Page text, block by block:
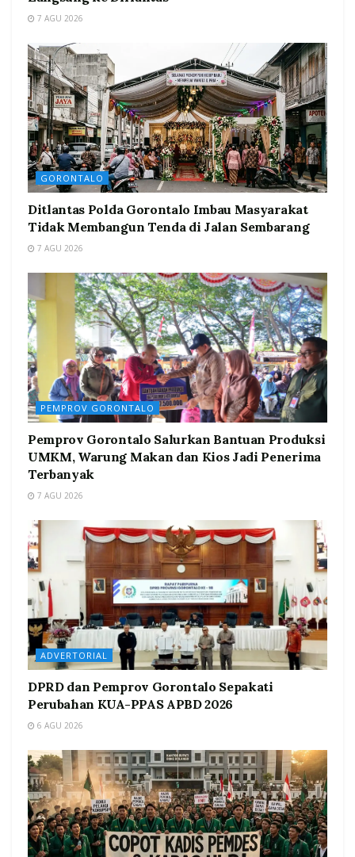
7 AGU 2026
GORONTALO
Ditlantas Polda Gorontalo Imbau Masyarakat
Tidak Membangun Tenda di Jalan Sembarang
7 AGU 2026
PEMPROV GORONTALO
Pemprov Gorontalo Salurkan Bantuan Produksi
UMKM, Warung Makan dan Kios Jadi Penerima
Terbanyak
7 AGU 2026
ADVERTORIAL
DPRD dan Pemprov Gorontalo Sepakati
Perubahan KUA-PPAS APBD 2026
6 AGU 2026